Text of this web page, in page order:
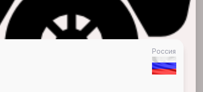
Россия